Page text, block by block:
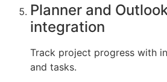
Planner and
integration
Track project progress with
and tasks.